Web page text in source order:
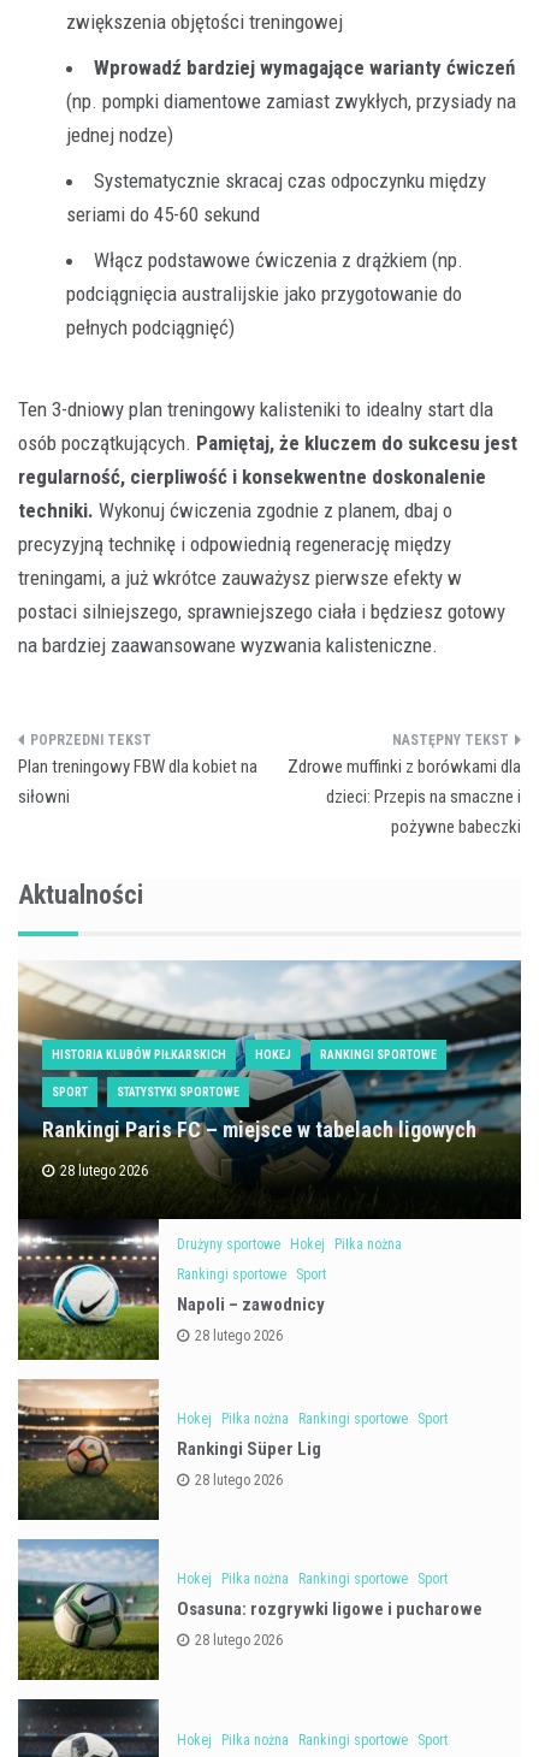
zwiększenia objętości treningowej
Wprowadź bardziej wymagające warianty ćwiczeń
(np. pompki diamentowe zamiast zwykłych, przysiady na
jednej nodze)
Systematycznie skracaj czas odpoczynku między
seriami do 45-60 sekund
Włącz podstawowe ćwiczenia z drążkiem (np.
podciągnięcia australijskie jako przygotowanie do
pełnych podciągnięć)
Ten 3-dniowy plan treningowy kalisteniki to idealny start dla
osób początkujących. Pamiętaj, że kluczem do sukcesu jest
regularność, cierpliwość i konsekwentne doskonalenie
techniki. Wykonuj ćwiczenia zgodnie z planem, dbaj o
precyzyjną technikę i odpowiednią regenerację między
treningami, a już wkrótce zauważysz pierwsze efekty w
postaci silniejszego, sprawniejszego ciała i będziesz gotowy
na bardziej zaawansowane wyzwania kalisteniczne.
Nawigacja
wpisu
Plan treningowy FBW dla kobiet na
siłowni
Zdrowe muffinki z borówkami dla
dzieci: Przepis na smaczne i
pożywne babeczki
Aktualności
HISTORIA KLUBÓW PIŁKARSKICH HOKEJ RANKINGI SPORTOWE
SPORT STATYSTYKI SPORTOWE
Rankingi Paris FC – miejsce w tabelach ligowych
28 lutego 2026
Drużyny sportowe Hokej
Piłka nożna
Rankingi sportowe
Sport
Napoli – zawodnicy
28 lutego 2026
Hokej Piłka nożna Rankingi sportowe Sport
Rankingi Süper Lig
28 lutego 2026
Hokej Piłka nożna Rankingi sportowe Sport
Osasuna: rozgrywki ligowe i pucharowe
28 lutego 2026
Hokej Piłka nożna Rankingi sportowe Sport